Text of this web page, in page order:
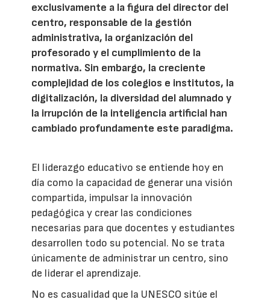
exclusivamente a la figura del director del
centro, responsable de la gestión
administrativa, la organización del
profesorado y el cumplimiento de la
normativa. Sin embargo, la creciente
complejidad de los colegios e institutos, la
digitalización, la diversidad del alumnado y
la irrupción de la inteligencia artificial han
cambiado profundamente este paradigma.
El liderazgo educativo se entiende hoy en
día como la capacidad de generar una visión
compartida, impulsar la innovación
pedagógica y crear las condiciones
necesarias para que docentes y estudiantes
desarrollen todo su potencial. No se trata
únicamente de administrar un centro, sino
de liderar el aprendizaje.
No es casualidad que la UNESCO sitúe el